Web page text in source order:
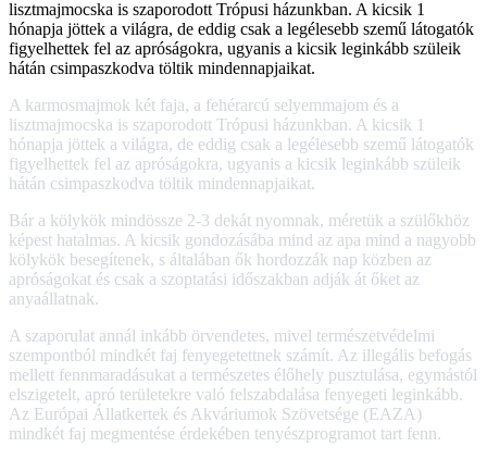
lisztmajmocska is szaporodott Trópusi házunkban. A kicsik 1
hónapja jöttek a világra, de eddig csak a legélesebb szemű látogatók
figyelhettek fel az apróságokra, ugyanis a kicsik leginkább szüleik
hátán csimpaszkodva töltik mindennapjaikat.
A karmosmajmok két faja, a fehérarcú selyemmajom és a
lisztmajmocska is szaporodott Trópusi házunkban. A kicsik 1
hónapja jöttek a világra, de eddig csak a legélesebb szemű látogatók
figyelhettek fel az apróságokra, ugyanis a kicsik leginkább szüleik
hátán csimpaszkodva töltik mindennapjaikat.
Bár a kölykök mindössze 2-3 dekát nyomnak, méretük a szülőkhöz
képest hatalmas. A kicsik gondozásába mind az apa mind a nagyobb
kölykök besegítenek, s általában ők hordozzák nap közben az
apróságokat és csak a szoptatási időszakban adják át őket az
anyaállatnak.
A szaporulat annál inkább örvendetes, mivel természetvédelmi
szempontból mindkét faj fenyegetettnek számít. Az illegális befogás
mellett fennmaradásukat a természetes élőhely pusztulása, egymástól
elszigetelt, apró területekre való felszabdalása fenyegeti leginkább.
Az Európai Állatkertek és Akváriumok Szövetsége (EAZA)
mindkét faj megmentése érdekében tenyészprogramot tart fenn.